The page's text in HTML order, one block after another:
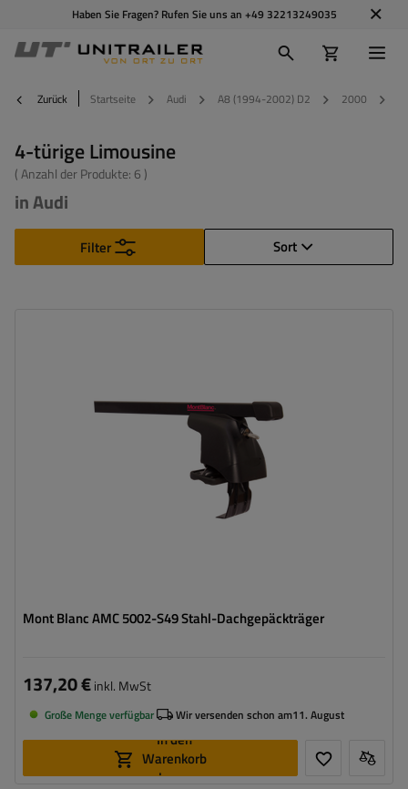
Haben Sie Fragen? Rufen Sie uns an +49 32213249035
Zurück Startseite Audi A8 (1994-2002) D2 2000
4-türige Limousine
( Anzahl der Produkte: 6 )
in Audi
Sort
Filter
Mont Blanc AMC 5002-S49 Stahl-Dachgepäckträger
137,20 €inkl. MwSt
Große Menge verfügbar Wir versenden schon am11. August
In den
Warenkorb
legen